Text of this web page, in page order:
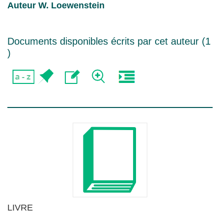
Auteur W. Loewenstein
Documents disponibles écrits par cet auteur (1
)
LIVRE